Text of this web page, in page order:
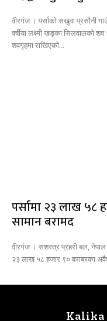
वीरगंज । पर्साको सखुवा प्रसौनी
वर्षीया लक्ष्मी खड्का सिलवालको
शवगृहमा राखिएको...
पर्सामा २३ लाख ५८
सामान बरामद
वीरगंज । सशस्त्र प्रहरी बल, नेपाल
२३ लाख ५८ हजार ९० बराबरका
Kalika